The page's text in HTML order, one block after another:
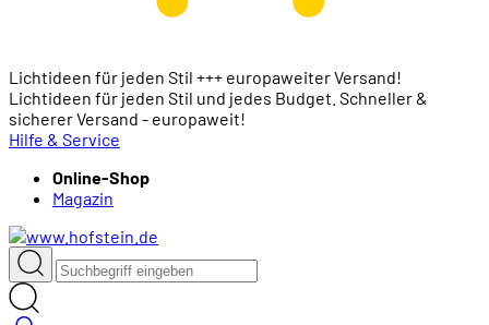
Lichtideen für jeden Stil +++ europaweiter Versand!
Lichtideen für jeden Stil und jedes Budget. Schneller &
sicherer Versand - europaweit!
Hilfe & Service
Online-Shop
Magazin